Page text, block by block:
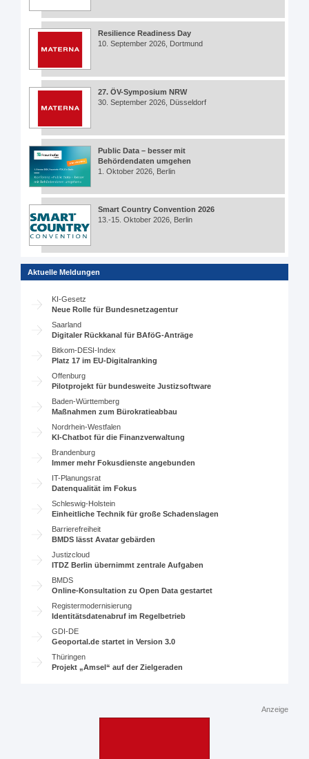
Resilience Readiness Day
10. September 2026, Dortmund
27. ÖV-Symposium NRW
30. September 2026, Düsseldorf
Public Data – besser mit
Behördendaten umgehen
1. Oktober 2026, Berlin
Smart Country Convention 2026
13.-15. Oktober 2026, Berlin
Aktuelle Meldungen
KI-Gesetz
Neue Rolle für Bundesnetzagentur
Saarland
Digitaler Rückkanal für BAföG-Anträge
Bitkom-DESI-Index
Platz 17 im EU-Digitalranking
Offenburg
Pilotprojekt für bundesweite Justizsoftware
Baden-Württemberg
Maßnahmen zum Bürokratieabbau
Nordrhein-Westfalen
KI-Chatbot für die Finanzverwaltung
Brandenburg
Immer mehr Fokusdienste angebunden
IT-Planungsrat
Datenqualität im Fokus
Schleswig-Holstein
Einheitliche Technik für große Schadenslagen
Barrierefreiheit
BMDS lässt Avatar gebärden
Justizcloud
ITDZ Berlin übernimmt zentrale Aufgaben
BMDS
Online-Konsultation zu Open Data gestartet
Registermodernisierung
Identitätsdatenabruf im Regelbetrieb
GDI-DE
Geoportal.de startet in Version 3.0
Thüringen
Projekt „Amsel“ auf der Zielgeraden
Anzeige